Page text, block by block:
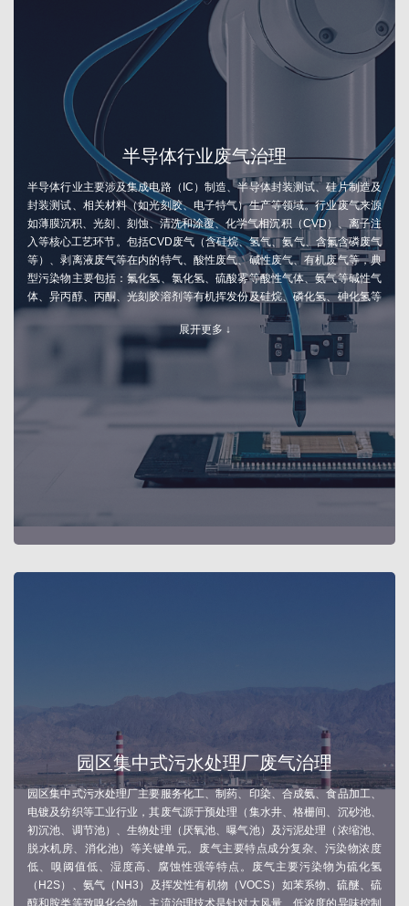
半导体行业废气治理
半导体行业主要涉及集成电路（IC）制造、半导体封装测试、硅片制造及
封装测试、相关材料（如光刻胶、电子特气）生产等领域。行业废气来源
如薄膜沉积、光刻、刻蚀、清洗和涂覆、化学气相沉积（CVD）、离子注
入等核心工艺环节。包括CVD废气（含硅烷、氢气、氨气、含氟含磷废气
等）、剥离液废气等在内的特气、酸性废气、碱性废气、有机废气等，典
型污染物主要包括：氟化氢、氯化氢、硫酸雾等酸性气体、氨气等碱性气
体、异丙醇、丙酮、光刻胶溶剂等有机挥发份及硅烷、磷化氢、砷化氢等
特种有毒气体。
废气处理工艺设计原则按照废气分类收集及处理、工艺协同与安全冗余，
尤其在硅烷等高危气体环节，须重点考虑废气系统的应急及安全连锁控
制，设置惰性气体吹扫与自动切断机制、防阻塞及应急安全相关措施。
展开更多 ↓
园区集中式污水处理厂废气治理
园区集中式污水处理厂主要服务化工、制药、印染、合成氨、食品加工、
电镀及纺织等工业行业，其废气源于预处理（集水井、格栅间、沉砂池、
初沉池、调节池）、生物处理（厌氧池、曝气池）及污泥处理（浓缩池、
脱水机房、消化池）等关键单元。废气主要特点成分复杂、污染物浓度
低、嗅阈值低、湿度高、腐蚀性强等特点。废气主要污染物为硫化氢
（H2S）、氨气（NH3）及挥发性有机物（VOCS）如苯系物、硫醚、硫